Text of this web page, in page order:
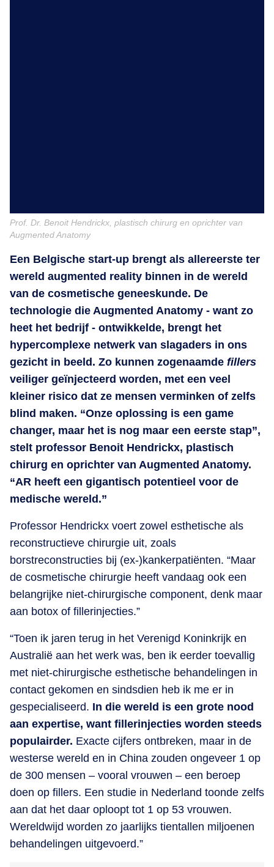
Prof. Dr. Benoit Hendrickx, plastisch chirurg en oprichter van
Augmented Anatomy
Een Belgische start-up brengt als allereerste ter
wereld augmented reality binnen in de wereld
van de cosmetische geneeskunde. De
technologie die Augmented Anatomy - want zo
heet het bedrijf - ontwikkelde, brengt het
hypercomplexe netwerk van slagaders in ons
gezicht in beeld. Zo kunnen zogenaamde fillers
veiliger geïnjecteerd worden, met een veel
kleiner risico dat ze mensen verminken of zelfs
blind maken. “Onze oplossing is een game
changer, maar het is nog maar een eerste stap”,
stelt professor Benoit Hendrickx, plastisch
chirurg en oprichter van Augmented Anatomy.
“AR heeft een gigantisch potentieel voor de
medische wereld.”
Professor Hendrickx voert zowel esthetische als
reconstructieve chirurgie uit, zoals
borstreconstructies bij (ex-)kankerpatiënten. “Maar
de cosmetische chirurgie heeft vandaag ook een
belangrijke niet-chirurgische component, denk maar
aan botox of fillerinjecties.”
“Toen ik jaren terug in het Verenigd Koninkrijk en
Australië aan het werk was, ben ik eerder toevallig
met niet-chirurgische esthetische behandelingen in
contact gekomen en sindsdien heb ik me er in
gespecialiseerd. In die wereld is een grote nood
aan expertise, want fillerinjecties worden steeds
populairder. Exacte cijfers ontbreken, maar in de
westerse wereld en in China zouden ongeveer 1 op
de 300 mensen – vooral vrouwen – een beroep
doen op fillers. Een studie in Nederland toonde zelfs
aan dat het daar oploopt tot 1 op 53 vrouwen.
Wereldwijd worden zo jaarlijks tientallen miljoenen
behandelingen uitgevoerd.”